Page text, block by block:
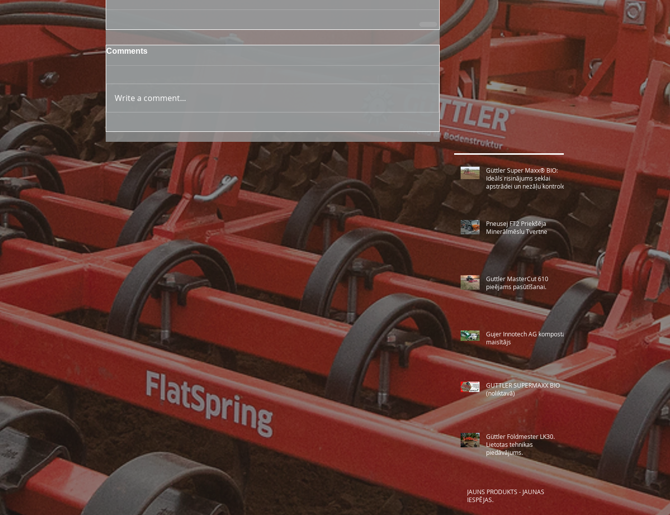
Comments
Write a comment...
Güttler Super Maxx® BIO:
Ideāls risinājums seklai
apstrādei un nezāļu kontrolei.
Pneusej FT2 Priekšēja
Minerālmēslu Tvertne
Guttler MasterCut 610
pieējams pasūtīšanai.
Gujer Innotech AG komposta
maisītājs
GUTTLER SUPERMAXX BIO
(noliktavā)
Güttler Földmester LK30.
Lietotas tehnikas
piedāvājums.
JAUNS PRODUKTS - JAUNAS
IESPĒJAS.